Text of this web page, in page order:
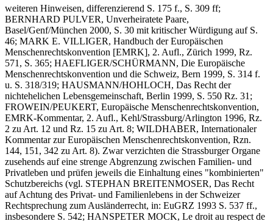
weiteren Hinweisen, differenzierend S. 175 f., S. 309 ff;
BERNHARD PULVER, Unverheiratete Paare,
Basel/Genf/München 2000, S. 30 mit kritischer Würdigung auf S.
46; MARK E. VILLIGER, Handbuch der Europäischen
Menschenrechtskonvention [EMRK], 2. Aufl., Zürich 1999, Rz.
571, S. 365; HAEFLIGER/SCHÜRMANN, Die Europäische
Menschenrechtskonvention und die Schweiz, Bern 1999, S. 314 f.
u. S. 318/319; HAUSMANN/HOHLOCH, Das Recht der
nichtehelichen Lebensgemeinschaft, Berlin 1999, S. 550 Rz. 31;
FROWEIN/PEUKERT, Europäische Menschenrechtskonvention,
EMRK-Kommentar, 2. Aufl., Kehl/Strassburg/Arlington 1996, Rz.
2 zu Art. 12 und Rz. 15 zu Art. 8; WILDHABER, Internationaler
Kommentar zur Europäischen Menschenrechtskonvention, Rzn.
144, 151, 342 zu Art. 8). Zwar verzichten die Strassburger Organe
zusehends auf eine strenge Abgrenzung zwischen Familien- und
Privatleben und prüfen jeweils die Einhaltung eines "kombinierten"
Schutzbereichs (vgl. STEPHAN BREITENMOSER, Das Recht
auf Achtung des Privat- und Familienlebens in der Schweizer
Rechtsprechung zum Ausländerrecht, in: EuGRZ 1993 S. 537 ff.,
insbesondere S. 542; HANSPETER MOCK, Le droit au respect de